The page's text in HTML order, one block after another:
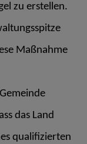
zu erstellen.
Maßnahme
das Land
qualifizierten